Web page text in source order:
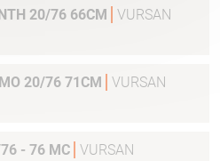
20/76 66CM
VURSAN
20/76 71CM
VURSAN
- 76 MC VURSAN